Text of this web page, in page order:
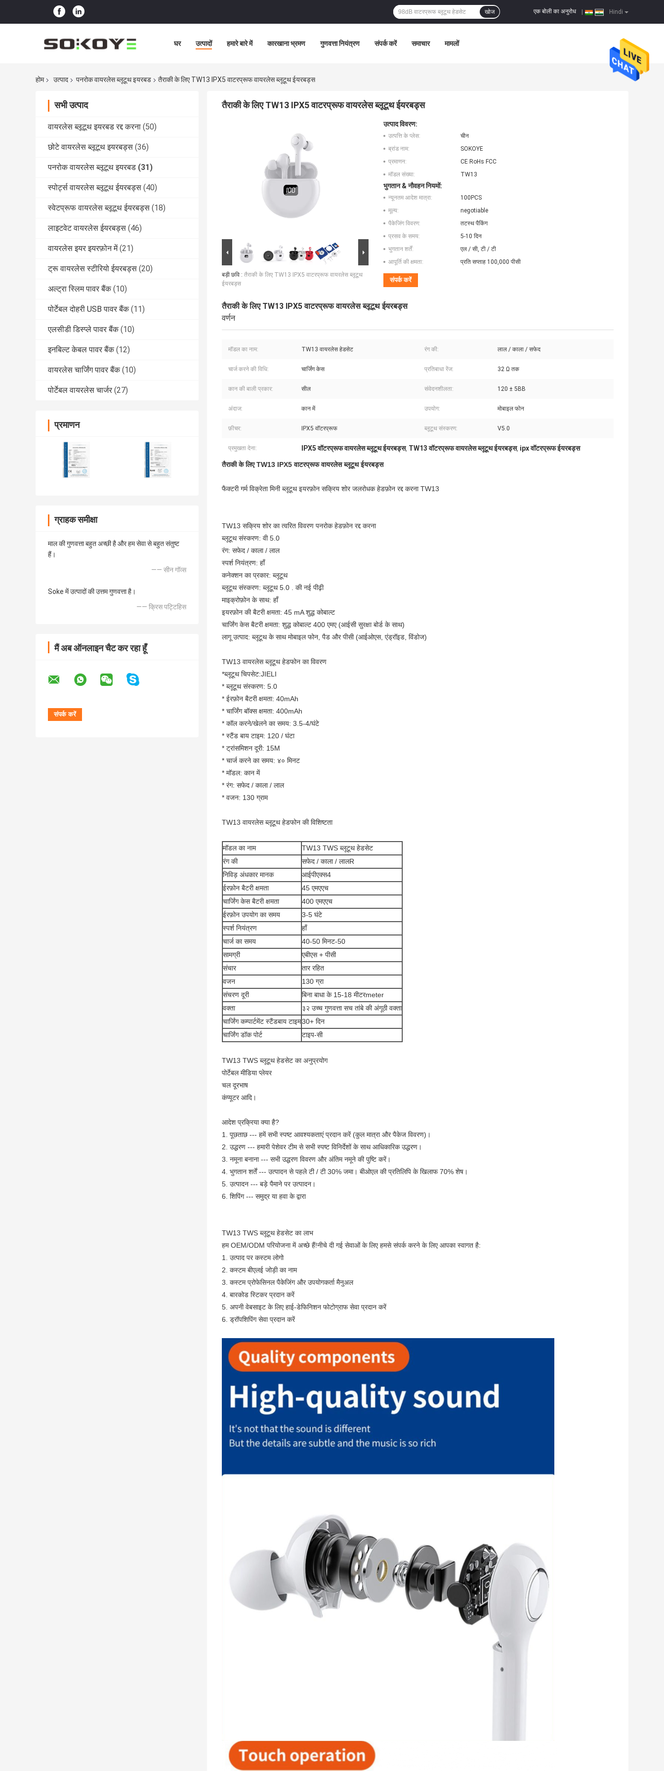
Hindi
एक बोली का अनुरोध
खोज
घर उत्पादों हमारे बारे में कारखाना भ्रमण गुणवत्ता नियंत्रण संपर्क करें समाचार मामलों
होम उत्पाद पनरोक वायरलेस ब्लूटूथ इयरबड तैराकी के लिए TW13 IPX5 वाटरप्रूफ वायरलेस ब्लूटूथ ईयरबड्स
सभी उत्पाद
वायरलेस ब्लूटूथ इयरबड रद्द करना (50)
छोटे वायरलेस ब्लूटूथ इयरबड्स (36)
पनरोक वायरलेस ब्लूटूथ इयरबड (31)
स्पोर्ट्स वायरलेस ब्लूटूथ ईयरबड्स (40)
स्वेटप्रूफ वायरलेस ब्लूटूथ ईयरबड्स (18)
लाइटवेट वायरलेस ईयरबड्स (46)
वायरलेस इयर इयरफ़ोन में (21)
ट्रू वायरलेस स्टीरियो ईयरबड्स (20)
अल्ट्रा स्लिम पावर बैंक (10)
पोर्टेबल दोहरी USB पावर बैंक (11)
एलसीडी डिस्प्ले पावर बैंक (10)
इनबिल्ट केबल पावर बैंक (12)
वायरलेस चार्जिंग पावर बैंक (10)
पोर्टेबल वायरलेस चार्जर (27)
प्रमाणन
ग्राहक समीक्षा
माल की गुणवत्ता बहुत अच्छी है और हम सेवा से बहुत संतुष्ट
हैं।
—— सीन गॉव्स
Soke में उत्पादों की उत्तम गुणवत्ता है।
—— क्रिस पट्टिहिस
मैं अब ऑनलाइन चैट कर रहा हूँ
तैराकी के लिए TW13 IPX5 वाटरप्रूफ वायरलेस ब्लूटूथ ईयरबड्स
बड़ी छवि : तैराकी के लिए TW13 IPX5 वाटरप्रूफ वायरलेस ब्लूटूथ
ईयरबड्स
उत्पाद विवरण:
उत्पत्ति के प्लेस:
चीन
ब्रांड नाम:
SOKOYE
प्रमाणन:
CE RoHs FCC
मॉडल संख्या:
TW13
भुगतान & नौवहन नियमों:
न्यूनतम आदेश मात्रा:
100PCS
मूल्य:
negotiable
पैकेजिंग विवरण:
तटस्थ पैकिंग
प्रसव के समय:
5-10 दिन
भुगतान शर्तें:
एल / सी, टी / टी
आपूर्ति की क्षमता:
प्रति सप्ताह 100,000 पीसी
संपर्क करें
तैराकी के लिए TW13 IPX5 वाटरप्रूफ वायरलेस ब्लूटूथ ईयरबड्स
वर्णन
मॉडल का नाम: TW13 वायरलेस हेडसेट रंग की: लाल / काला / सफेद
चार्ज करने की विधि: चार्जिंग केस प्रतिबाधा रेंज: 32 Ω तक
कान की बाली प्रकार: सील संवेदनशीलता: 120 ± 5BB
अंदाज: कान में उपयोग: मोबाइल फोन
फ़ीचर: IPX5 वॉटरप्रूफ ब्लूटूथ संस्करण: V5.0
प्रमुखता देना: IPX5 वॉटरप्रूफ वायरलेस ब्लूटूथ ईयरबड्स, TW13 वॉटरप्रूफ वायरलेस ब्लूटूथ ईयरबड्स, ipx वॉटरप्रूफ ईयरबड्स
तैराकी के लिए TW13 IPX5 वाटरप्रूफ वायरलेस ब्लूटूथ ईयरबड्स
फैक्टरी गर्म विक्रेता मिनी ब्लूटूथ इयरफ़ोन सक्रिय शोर जलरोधक हेडफ़ोन रद्द करना TW13
TW13 सक्रिय शोर का त्वरित विवरण पनरोक हेडफ़ोन रद्द करना
ब्लूटूथ संस्करण: वी 5.0
रंग: सफेद / काला / लाल
स्पर्श नियंत्रण: हाँ
कनेक्शन का प्रकार: ब्लूटूथ
ब्लूटूथ संस्करण: ब्लूटूथ 5.0 . की नई पीढ़ी
माइक्रोफ़ोन के साथ: हाँ
इयरफ़ोन की बैटरी क्षमता: 45 mA शुद्ध कोबाल्ट
चार्जिंग केस बैटरी क्षमता: शुद्ध कोबाल्ट 400 एमए (आईसी सुरक्षा बोर्ड के साथ)
लागू उत्पाद: ब्लूटूथ के साथ मोबाइल फोन, पैड और पीसी (आईओएस, एंड्रॉइड, विंडोज)
TW13 वायरलेस ब्लूटूथ हेडफोन का विवरण
*ब्लूटूथ चिपसेट:JIELI
* ब्लूटूथ संस्करण: 5.0
* ईरफ़ोन बैटरी क्षमता: 40mAh
* चार्जिंग बॉक्स क्षमता: 400mAh
* कॉल करने/खेलने का समय: 3.5-4/घंटे
* स्टैंड बाय टाइम: 120 / घंटा
* ट्रांसमिशन दूरी: 15M
* चार्ज करने का समय: ४० मिनट
* मॉडल: कान में
* रंग: सफेद / काला / लाल
* वजन: 130 ग्राम
TW13 वायरलेस ब्लूटूथ हेडफोन की विशिष्टता
मॉडल का नाम
TW13 TWS ब्लूटूथ हेडसेट
रंग की
सफेद / काला / लालR
निविड़ अंधकार मानक
आईपीएक्स4
ईरफ़ोन बैटरी क्षमता
45 एमएएच
चार्जिंग केस बैटरी क्षमता
400 एमएएच
ईरफ़ोन उपयोग का समय
3-5 घंटे
स्पर्श नियंत्रण
हाँ
चार्ज का समय
40-50 मिनट-50
सामग्री
एबीएस + पीसी
संचार
तार रहित
वजन
130 ग्रा
संचरण दूरी
बिना बाधा के 15-18 मीटरmeter
वक्ता
३२ उच्च गुणवत्ता सच तांबे की अंगूठी वक्ता
चार्जिंग कम्पार्टमेंट स्टैंडबाय टाइम30+ दिन
चार्जिंग डॉक पोर्ट
टाइप-सी
TW13 TWS ब्लूटूथ हेडसेट का अनुप्रयोग
पोर्टेबल मीडिया प्लेयर
चल दूरभाष
कंप्यूटर आदि।
आदेश प्रक्रिया क्या है?
1. पूछताछ --- हमें सभी स्पष्ट आवश्यकताएं प्रदान करें (कुल मात्रा और पैकेज विवरण)।
2. उद्धरण --- हमारी पेशेवर टीम से सभी स्पष्ट विनिर्देशों के साथ आधिकारिक उद्धरण।
3. नमूना बनाना --- सभी उद्धरण विवरण और अंतिम नमूने की पुष्टि करें।
4. भुगतान शर्तें --- उत्पादन से पहले टी / टी 30% जमा। बीओएल की प्रतिलिपि के खिलाफ 70% शेष।
5. उत्पादन --- बड़े पैमाने पर उत्पादन।
6. शिपिंग --- समुद्र या हवा के द्वारा
TW13 TWS ब्लूटूथ हेडसेट का लाभ
हम OEM/ODM परियोजना में अच्छे हैं!नीचे दी गई सेवाओं के लिए हमसे संपर्क करने के लिए आपका स्वागत है:
1. उत्पाद पर कस्टम लोगो
2. कस्टम बीएलई जोड़ी का नाम
3. कस्टम प्रोफेसिनल पैकेजिंग और उपयोगकर्ता मैनुअल
4. बारकोड स्टिकर प्रदान करें
5. अपनी वेबसाइट के लिए हाई-डेफिनिशन फोटोग्राफ सेवा प्रदान करें
6. ड्रॉपशिपिंग सेवा प्रदान करें